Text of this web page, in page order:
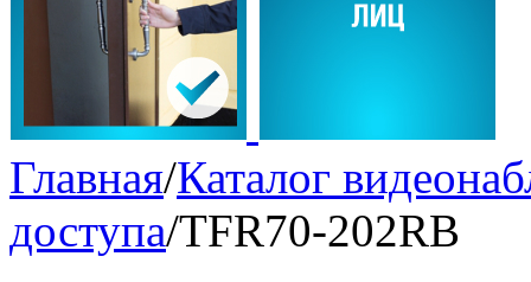
Главная/Каталог
доступа/TFR70-202RB